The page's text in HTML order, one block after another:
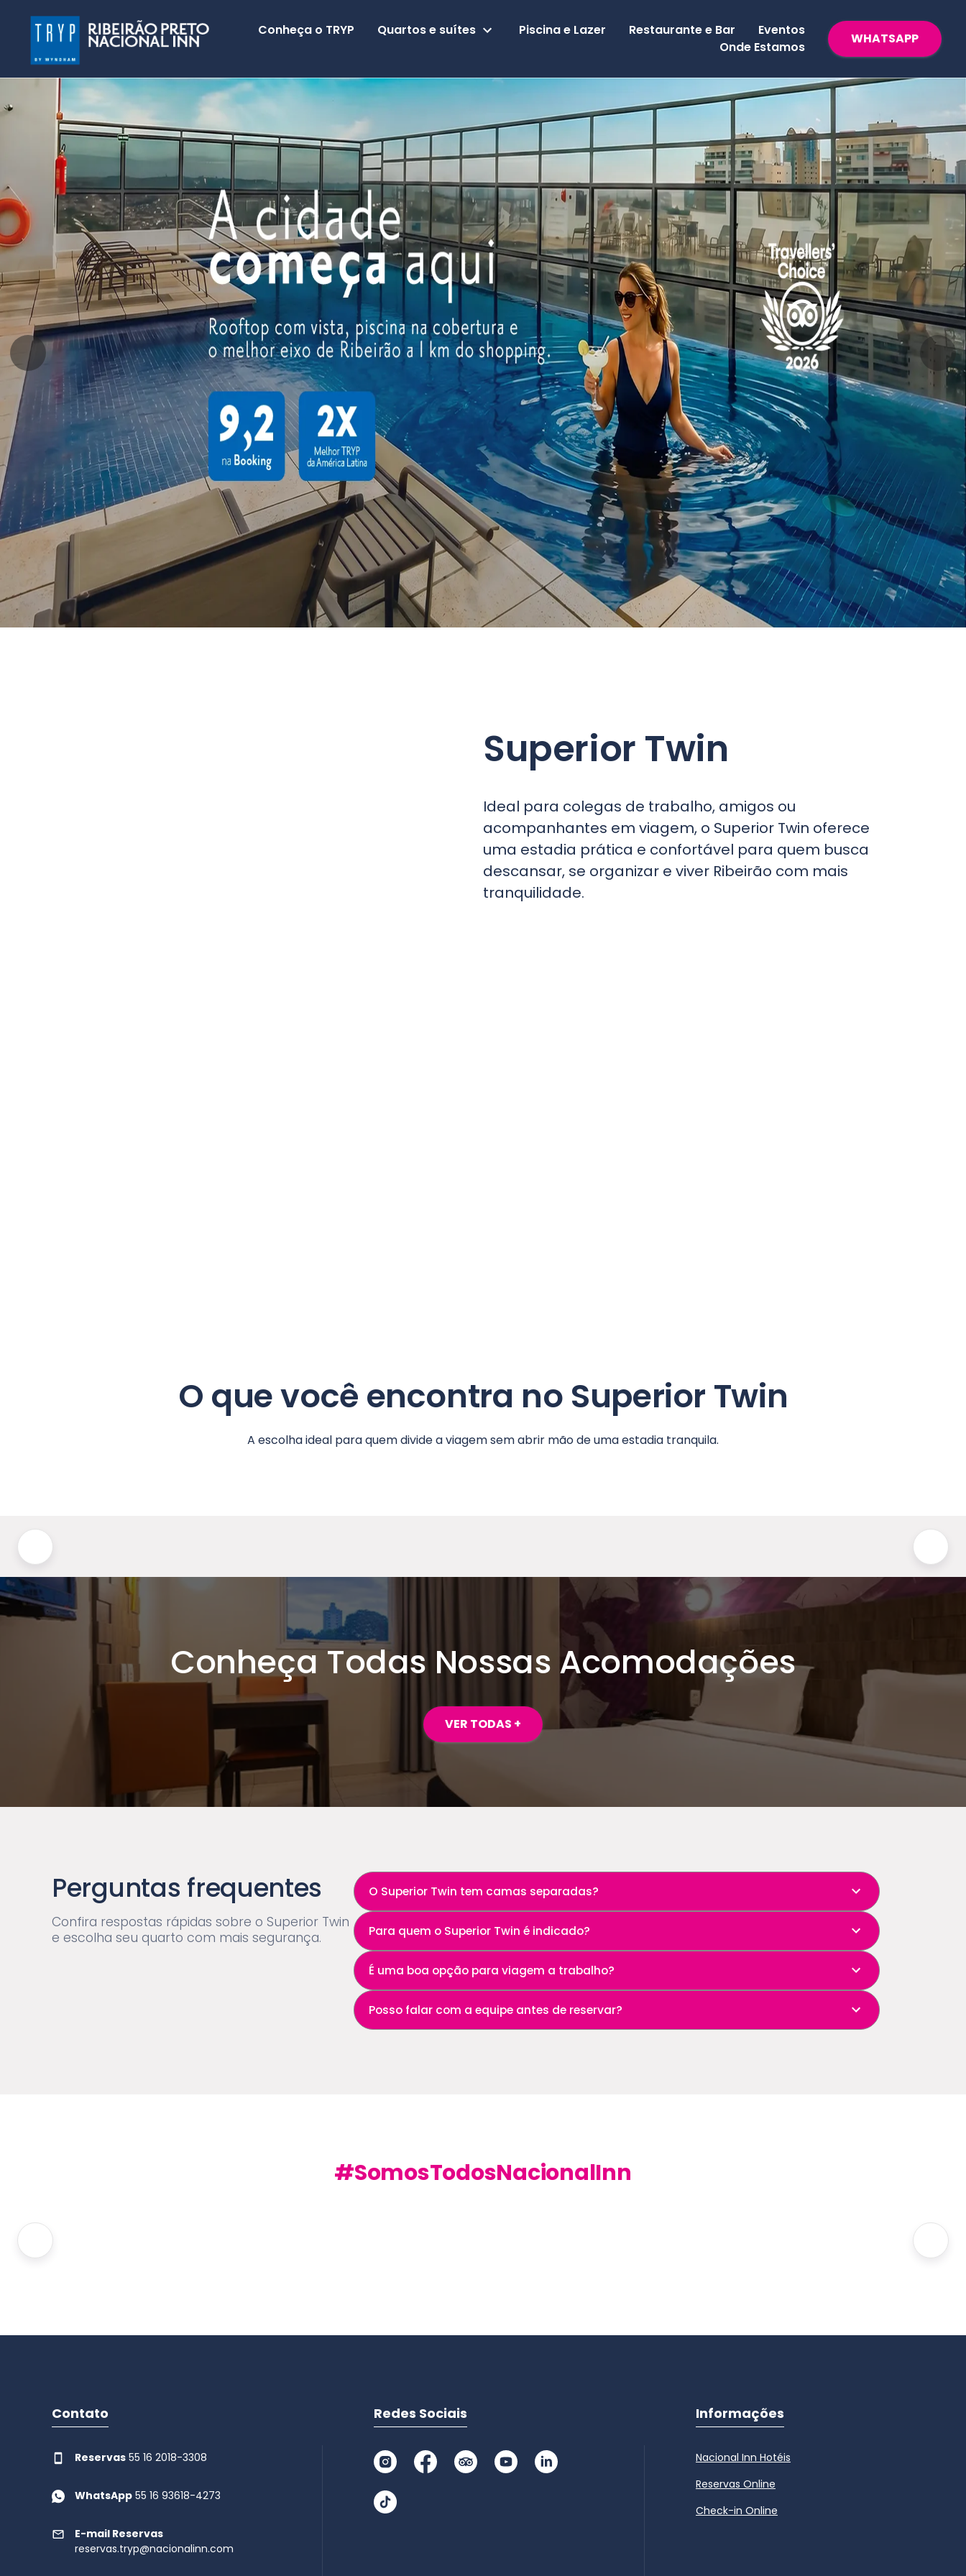
Conheça o TRYP Quartos e suítes Piscina e Lazer Restaurante e Bar
Eventos
Onde Estamos
WHATSAPP
Superior Twin
Ideal para colegas de trabalho, amigos ou
acompanhantes em viagem, o Superior Twin oferece
uma estadia prática e confortável para quem busca
descansar, se organizar e viver Ribeirão com mais
tranquilidade.
O que você encontra no Superior Twin
A escolha ideal para quem divide a viagem sem abrir mão de uma estadia tranquila.
Conheça Todas Nossas Acomodações
VER TODAS +
Perguntas frequentes
Confira respostas rápidas sobre o Superior Twin
e escolha seu quarto com mais segurança.
O Superior Twin tem camas separadas?
Sim. A categoria é indicada para quem prefere uma acomodação com camas individuais.
Para quem o Superior Twin é indicado?
Para colegas de trabalho, amigos, acompanhantes ou hóspedes que desejam dividir a estadia com
mais praticidade.
É uma boa opção para viagem a trabalho?
Sim. É uma acomodação prática para quem vem a Ribeirão com agenda profissional.
Posso falar com a equipe antes de reservar?
#SomosTodosNacionalInn
Contato
Reservas 55 16 2018-3308
WhatsApp 55 16 93618-4273
E-mail Reservas
reservas.tryp@nacionalinn.com
Redes Sociais Informações
Nacional Inn Hotéis
Reservas Online
Check-in Online